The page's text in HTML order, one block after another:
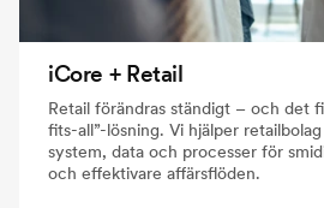
iCore + Retail
Retail förändras ständigt – och det
fits-all”-lösning. Vi hjälper
system, data och processer för
och effektivare affärsflöden.